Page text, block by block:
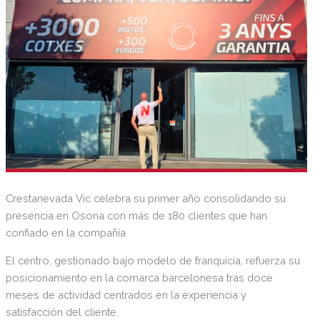
Crestanevada Vic celebra su primer año consolidando su
presencia en Osona con más de 180 clientes que han
confiado en la compañía
El centro, gestionado bajo modelo de franquicia, refuerza su
posicionamiento en la comarca barcelonesa tras doce
meses de actividad centrados en la experiencia y
satisfacción del cliente.